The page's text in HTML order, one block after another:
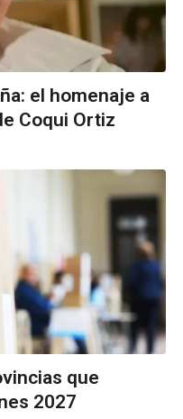
el homenaje a
Coqui Ortiz
que
2027